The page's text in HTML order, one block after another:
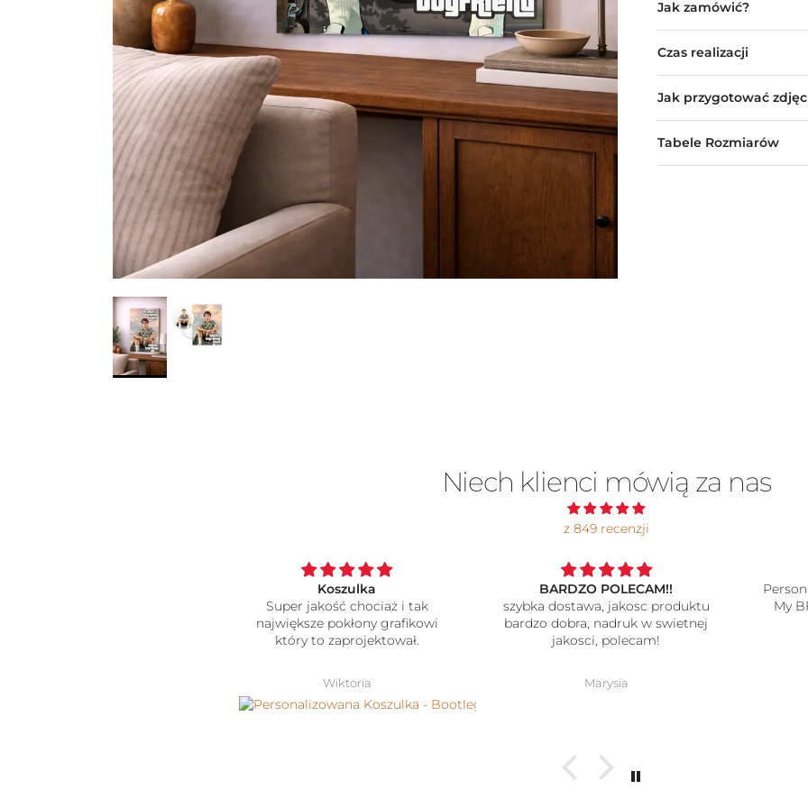
Jak zamówić?
Czas realizacji
Jak przygotować
Tabele Rozmiarów
Niech klienci mówią za nas
z 849 recenzji
Koszulka
Super jakość chociaż i tak
największe pokłony grafikowi
który to zaprojektował.
Wiktoria
BARDZO POLECAM!!
szybka dostawa, jakosc produktu
bardzo dobra, nadruk w swietnej
jakosci, polecam!
Marysia
My